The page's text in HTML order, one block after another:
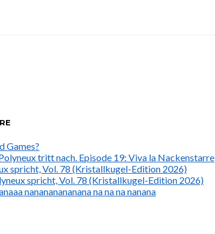
Games?
tritt nach. Episode 19: Viva la Nackenstarre
spricht, Vol. 78 (Kristallkugel-Edition 2026)
spricht, Vol. 78 (Kristallkugel-Edition 2026)
nanananananana na na na nanana